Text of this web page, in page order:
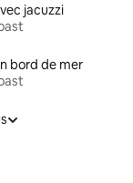
jacuzzi
bord de mer